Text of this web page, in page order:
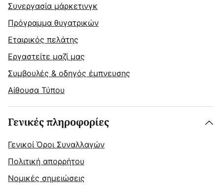
Συνεργασία μάρκετινγκ
Πρόγραμμα θυγατρικών
Εταιρικός πελάτης
Εργαστείτε μαζί μας
Συμβουλές & οδηγός έμπνευσης
Αίθουσα Τύπου
Γενικές πληροφορίες
Γενικοί Όροι Συναλλαγών
Πολιτική απορρήτου
Νομικές σημειώσεις